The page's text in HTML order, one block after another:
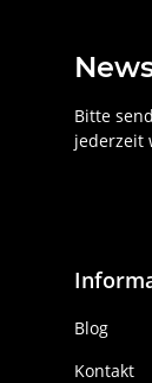
Bitte
jederzeit
Blog
Kontakt